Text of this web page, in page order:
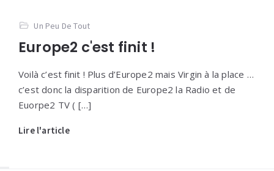
Un Peu De Tout
Europe2 c'est finit !
Voilà c’est finit ! Plus d’Europe2 mais Virgin à la place …
c’est donc la disparition de Europe2 la Radio et de
Euorpe2 TV ( […]
Lire l'article